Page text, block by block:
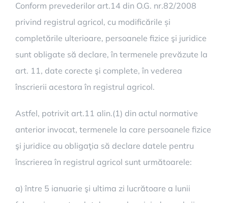
Conform prevederilor art.14 din O.G. nr.82/2008
privind registrul agricol, cu modificările și
completările ulterioare, persoanele fizice şi juridice
sunt obligate să declare, în termenele prevăzute la
art. 11, date corecte şi complete, în vederea
înscrierii acestora în registrul agricol.
Astfel, potrivit art.11 alin.(1) din actul normative
anterior invocat, termenele la care persoanele fizice
şi juridice au obligaţia să declare datele pentru
înscrierea în registrul agricol sunt următoarele:
a) între 5 ianuarie şi ultima zi lucrătoare a lunii